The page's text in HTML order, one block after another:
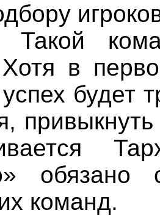
Такой
Хотя в
будет
команд.